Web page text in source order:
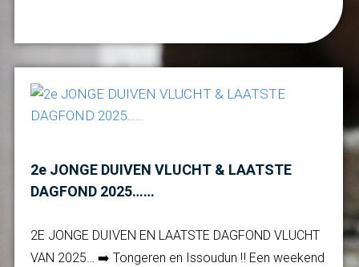
2e JONGE DUIVEN VLUCHT & LAATSTE
DAGFOND 2025……
2E JONGE DUIVEN EN LAATSTE DAGFOND VLUCHT
VAN 2025… ➡️ Tongeren en Issoudun ‼️ Een weekend